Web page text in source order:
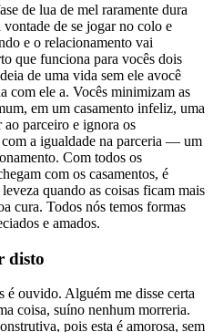
de lua de mel raramente dura
de se jogar no colo e
e o relacionamento vai
que funciona para vocês dois
de uma vida sem ele avocê
com ele a. Vocês minimizam as
em um casamento infeliz, uma
ao parceiro e ignora os
a igualdade na parceria — um
Com todos os
com os casamentos, é
quando as coisas ficam mais
cura. Todos nós temos formas
e amados.
disto
é ouvido. Alguém me disse certa
coisa, suíno nenhum morreria.
pois esta é amorosa, sem